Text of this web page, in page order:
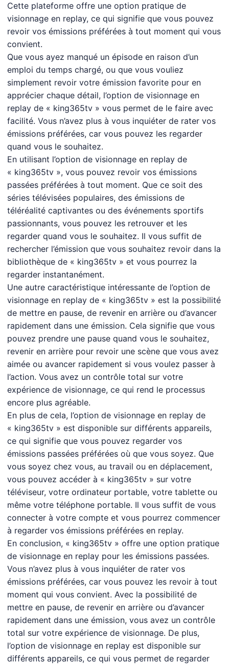
Cette plateforme offre une option pratique de
visionnage en replay, ce qui signifie que vous pouvez
revoir vos émissions préférées à tout moment qui vous
convient.
Que vous ayez manqué un épisode en raison d’un
emploi du temps chargé, ou que vous vouliez
simplement revoir votre émission favorite pour en
apprécier chaque détail, l’option de visionnage en
replay de « king365tv » vous permet de le faire avec
facilité. Vous n’avez plus à vous inquiéter de rater vos
émissions préférées, car vous pouvez les regarder
quand vous le souhaitez.
En utilisant l’option de visionnage en replay de
« king365tv », vous pouvez revoir vos émissions
passées préférées à tout moment. Que ce soit des
séries télévisées populaires, des émissions de
téléréalité captivantes ou des événements sportifs
passionnants, vous pouvez les retrouver et les
regarder quand vous le souhaitez. Il vous suffit de
rechercher l’émission que vous souhaitez revoir dans la
bibliothèque de « king365tv » et vous pourrez la
regarder instantanément.
Une autre caractéristique intéressante de l’option de
visionnage en replay de « king365tv » est la possibilité
de mettre en pause, de revenir en arrière ou d’avancer
rapidement dans une émission. Cela signifie que vous
pouvez prendre une pause quand vous le souhaitez,
revenir en arrière pour revoir une scène que vous avez
aimée ou avancer rapidement si vous voulez passer à
l’action. Vous avez un contrôle total sur votre
expérience de visionnage, ce qui rend le processus
encore plus agréable.
En plus de cela, l’option de visionnage en replay de
« king365tv » est disponible sur différents appareils,
ce qui signifie que vous pouvez regarder vos
émissions passées préférées où que vous soyez. Que
vous soyez chez vous, au travail ou en déplacement,
vous pouvez accéder à « king365tv » sur votre
téléviseur, votre ordinateur portable, votre tablette ou
même votre téléphone portable. Il vous suffit de vous
connecter à votre compte et vous pourrez commencer
à regarder vos émissions préférées en replay.
En conclusion, « king365tv » offre une option pratique
de visionnage en replay pour les émissions passées.
Vous n’avez plus à vous inquiéter de rater vos
émissions préférées, car vous pouvez les revoir à tout
moment qui vous convient. Avec la possibilité de
mettre en pause, de revenir en arrière ou d’avancer
rapidement dans une émission, vous avez un contrôle
total sur votre expérience de visionnage. De plus,
l’option de visionnage en replay est disponible sur
différents appareils, ce qui vous permet de regarder